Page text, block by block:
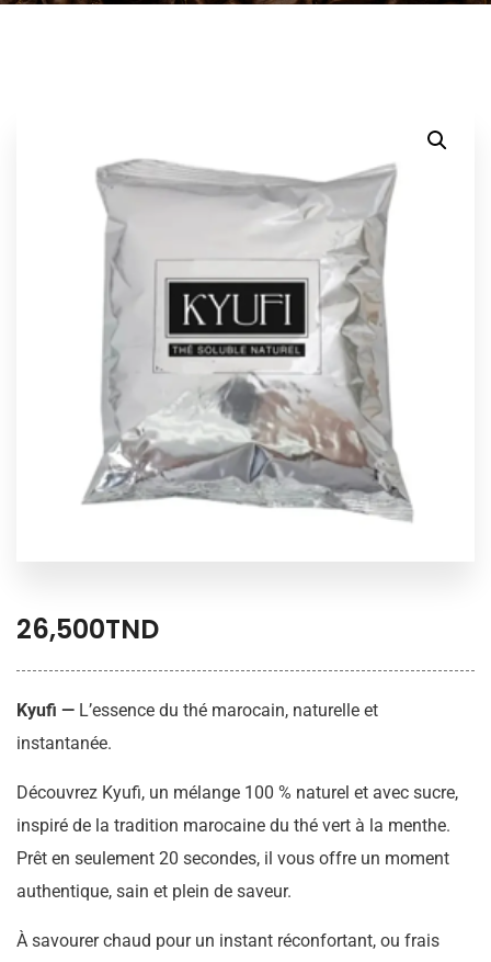
26,500TND
Kyufi — L’essence du thé marocain, naturelle et
instantanée.
Découvrez Kyufi, un mélange 100 % naturel et avec sucre,
inspiré de la tradition marocaine du thé vert à la menthe.
Prêt en seulement 20 secondes, il vous offre un moment
authentique, sain et plein de saveur.
À savourer chaud pour un instant réconfortant, ou frais